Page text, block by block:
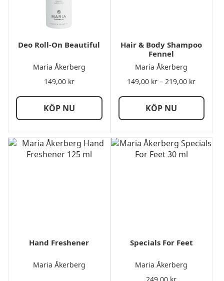
Deo Roll-On Beautiful
Maria Åkerberg
149,00 kr
KÖP NU
Hair & Body Shampoo
Fennel
Maria Åkerberg
149,00 kr – 219,00 kr
till
KÖP NU
Hand Freshener
Maria Åkerberg
Specials For Feet
Maria Åkerberg